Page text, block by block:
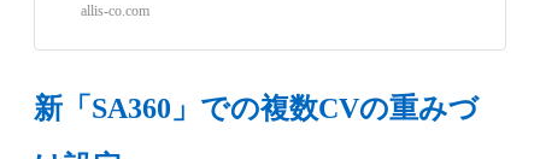
allis-co.com
新「SA360」での複数CVの重みづ